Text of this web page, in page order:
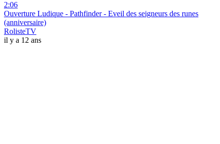
2:06
Ouverture Ludique - Pathfinder - Eveil des seigneurs des runes
(anniversaire)
RolisteTV
il y a 12 ans